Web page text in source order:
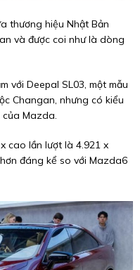
thương hiệu Nhật Bản
và được coi như là dòng
với Deepal SL03, một mẫu
Changan, nhưng có kiểu
Mazda.
cao lần lượt là 4.921 x
đáng kể so với Mazda6